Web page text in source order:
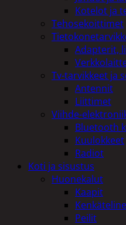
Kotelot ja
Tehosekoittimet
Adapterit,
Tv-tarvikkeet ja
Antennit
Liittimet
Viihde-
Bluetooth
Kuulokkeet
Radiot
Koti ja sisustus
Huonekalut
Kaapit
Peilit